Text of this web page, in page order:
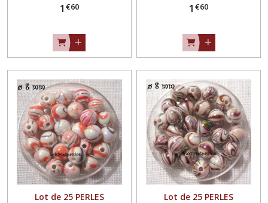
1 €60 1 €60
Lot de 25 PERLES
Lot de 25 PERLES